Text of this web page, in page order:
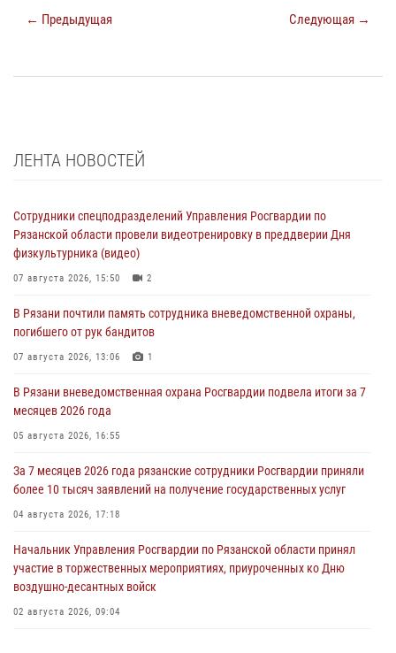
← Предыдущая Следующая →
ЛЕНТА НОВОСТЕЙ
Сотрудники спецподразделений Управления Росгвардии по
Рязанской области провели видеотренировку в преддверии Дня
физкультурника (видео)
07 августа 2026, 15:50 2
В Рязани почтили память сотрудника вневедомственной охраны,
погибшего от рук бандитов
07 августа 2026, 13:06 1
В Рязани вневедомственная охрана Росгвардии подвела итоги за 7
месяцев 2026 года
05 августа 2026, 16:55
За 7 месяцев 2026 года рязанские сотрудники Росгвардии приняли
более 10 тысяч заявлений на получение государственных услуг
04 августа 2026, 17:18
Начальник Управления Росгвардии по Рязанской области принял
участие в торжественных мероприятиях, приуроченных ко Дню
воздушно-десантных войск
02 августа 2026, 09:04